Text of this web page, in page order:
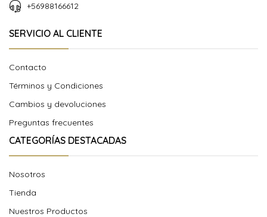
+56988166612
SERVICIO AL CLIENTE
Contacto
Términos y Condiciones
Cambios y devoluciones
Preguntas frecuentes
CATEGORÍAS DESTACADAS
Nosotros
Tienda
Nuestros Productos